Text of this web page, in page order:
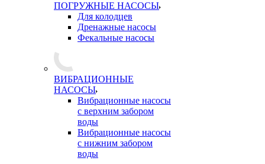
ПОГРУЖНЫЕ НАСОСЫ
Для колодцев
Дренажные насосы
Фекальные насосы
ВИБРАЦИОННЫЕ
НАСОСЫ
Вибрационные насосы
с верхним забором
воды
Вибрационные насосы
с нижним забором
воды